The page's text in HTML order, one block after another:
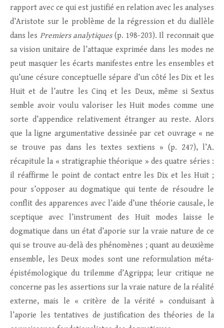
rapport avec ce qui est justifié en relation avec les analyses
d’Aristote sur le problème de la régression et du diallèle
dans les Premiers analytiques(p. 198-203). Il reconnait que
sa vision unitaire de l’attaque exprimée dans les modes ne
peut masquer les écarts manifestes entre les ensembles et
qu’une césure conceptuelle sépare d’un côté les Dix et les
Huit et de l’autre les Cinq et les Deux, même si Sextus
semble avoir voulu valoriser les Huit modes comme une
sorte d’appendice relativement étranger au reste. Alors
que la ligne argumentative dessinée par cet ouvrage « ne
se trouve pas dans les textes sextiens » (p. 247), l’A.
récapitule la « stratigraphie théorique » des quatre séries :
il réaffirme le point de contact entre les Dix et les Huit ;
pour s’opposer au dogmatique qui tente de résoudre le
conflit des apparences avec l’aide d’une théorie causale, le
sceptique avec l’instrument des Huit modes laisse le
dogmatique dans un état d’aporie sur la vraie nature de ce
qui se trouve au-delà des phénomènes ; quant au deuxième
ensemble, les Deux modes sont une reformulation méta-
épistémologique du trilemme d’Agrippa; leur critique ne
concerne pas les assertions sur la vraie nature de la réalité
externe, mais le « critère de la vérité » conduisant à
l’aporie les tentatives de justification des théories de la